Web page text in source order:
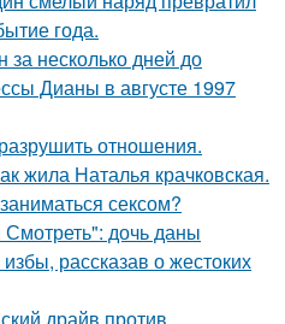
года.
за несколько дней до
Дианы в августе 1997
отношения.
жила Наталья крачковская.
сексом?
дочь даны
рассказав о жестоких